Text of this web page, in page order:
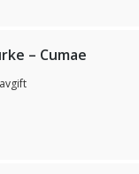
– Cumae